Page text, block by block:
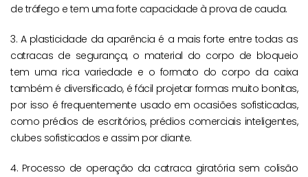
de tráfego e tem uma forte capacidade à prova de cauda.
3. A plasticidade da aparência é a mais forte entre todas as
catracas de segurança, o material do corpo de bloqueio
tem uma rica variedade e o formato do corpo da caixa
também é diversificado, é fácil projetar formas muito bonitas,
por isso é frequentemente usado em ocasiões sofisticadas,
como prédios de escritórios, prédios comerciais inteligentes,
clubes sofisticados e assim por diante.
4. Processo de operação da catraca giratória sem colisão